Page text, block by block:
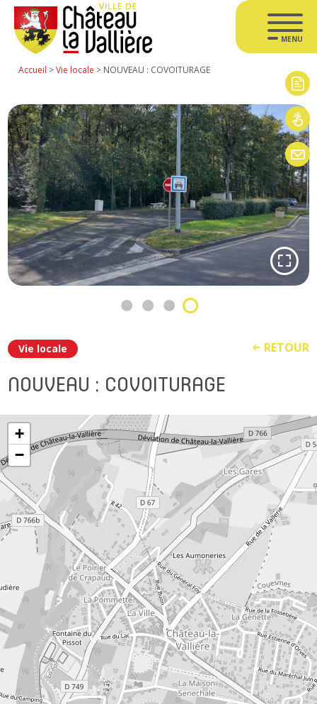
MENU
Accueil >Vie locale > NOUVEAU : COVOITURAGE
Vie locale RETOUR
NOUVEAU : COVOITURAGE
+
−